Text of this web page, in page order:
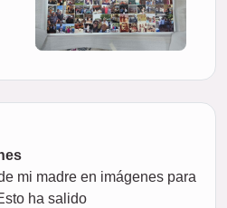
mi madre en imágenes para
ha salido